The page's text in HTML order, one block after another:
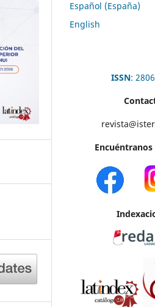
Español (España)
English
ISSN: